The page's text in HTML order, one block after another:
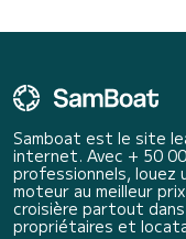
Samboat est le site
internet. Avec + 50
professionnels, louez
moteur au meilleur
croisière partout
propriétaires et